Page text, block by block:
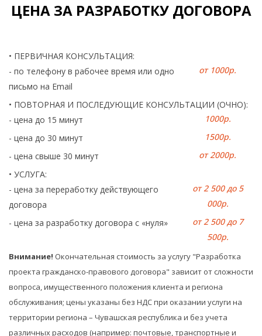
ЦЕНА ЗА РАЗРАБОТКУ ДОГОВОРА
• ПЕРВИЧНАЯ КОНСУЛЬТАЦИЯ:
- по телефону в рабочее время или одно
письмо на Email
от 1000р.
• ПОВТОРНАЯ И ПОСЛЕДУЮЩИЕ КОНСУЛЬТАЦИИ (ОЧНО):
- цена до 15 минут
1000р.
- цена до 30 минут
1500р.
- цена свыше 30 минут
от 2000р.
• УСЛУГА:
- цена за переработку действующего
договора
от 2 500 до 5
000р.
- цена за разработку договора с «нуля»
от 2 500 до 7
500р.
Внимание! Окончательная стоимость за услугу "Разработка
проекта гражданско-правового договора" зависит от сложности
вопроса, имущественного положения клиента и региона
обслуживания; цены указаны без НДС при оказании услуги на
территории региона – Чувашская республика и без учета
различных расходов (например: почтовые, транспортные и